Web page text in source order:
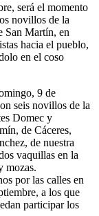
será el momento
novillos de la
San Martín, en
hacia el pueblo,
en el coso
9 de
seis novillos de la
Domec y
de Cáceres,
de nuestra
vaquillas en la
mozas.
por las calles en
a los que
participar los